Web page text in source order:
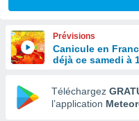
en
Prévisions
Canicule en
déjà ce samedi à
Téléchargez
l’application